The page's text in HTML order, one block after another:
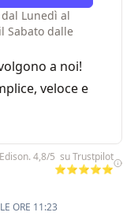
Lunedì al
Sabato dalle
a noi!
veloce e
4,8/5 su Trustpilot
⭐⭐⭐⭐⭐
ORE 11:23